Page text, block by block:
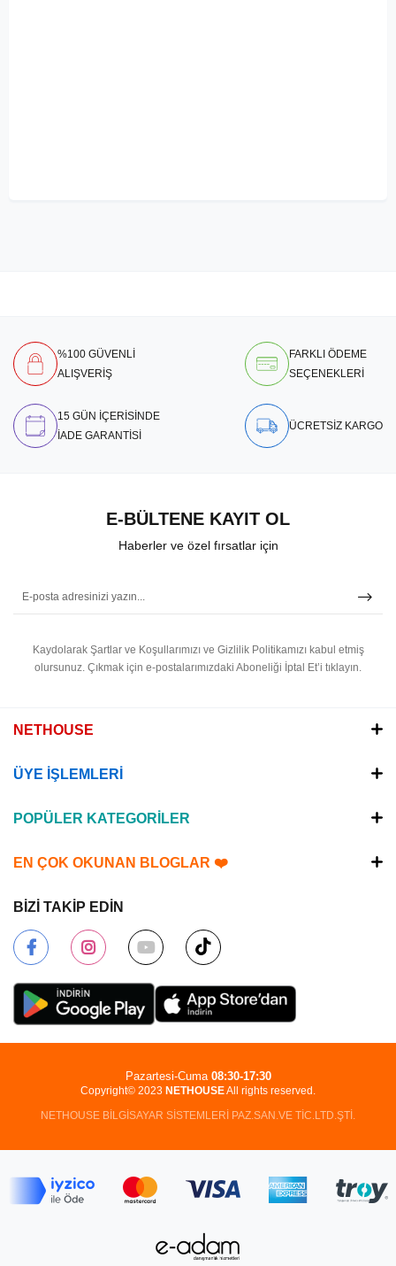
%100 GÜVENLİ
ALIŞVERİŞ
FARKLI ÖDEME
SEÇENEKLERİ
15 GÜN İÇERİSİNDE
İADE GARANTİSİ
ÜCRETSİZ KARGO
E-BÜLTENE KAYIT OL
Haberler ve özel fırsatlar için
Kaydolarak Şartlar ve Koşullarımızı ve Gizlilik Politikamızı kabul etmiş
olursunuz. Çıkmak için e-postalarımızdaki Aboneliği İptal Et’i tıklayın.
NETHOUSE
ÜYE İŞLEMLERİ
POPÜLER KATEGORİLER
EN ÇOK OKUNAN BLOGLAR ❤️
BİZİ TAKİP EDİN
Copyright© 2023 NETHOUSEAll rights reserved.
NETHOUSE BİLGİSAYAR SİSTEMLERİ PAZ.SAN.VE TİC.LTD.ŞTİ.
Pazartesi-Cuma 08:30-17:30